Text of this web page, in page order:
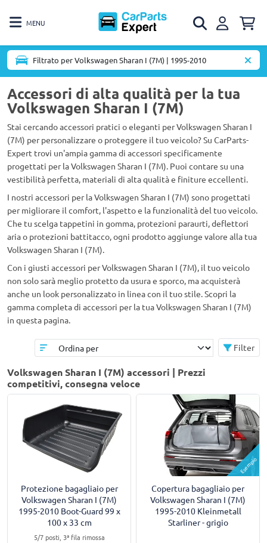
MENU
Filtrato per Volkswagen Sharan I (7M) | 1995-2010
Accessori di alta qualità per la tua
Volkswagen Sharan I (7M)
Stai cercando accessori pratici o eleganti per Volkswagen Sharan I
(7M) per personalizzare o proteggere il tuo veicolo? Su CarParts-
Expert trovi un'ampia gamma di accessori specificamente
progettati per la Volkswagen Sharan I (7M). Puoi contare su una
vestibilità perfetta, materiali di alta qualità e finiture eccellenti.
I nostri accessori per la Volkswagen Sharan I (7M) sono progettati
per migliorare il comfort, l'aspetto e la funzionalità del tuo veicolo.
Che tu scelga tappetini in gomma, protezioni paraurti, deflettori
aria o protezioni battitacco, ogni prodotto aggiunge valore alla tua
Volkswagen Sharan I (7M).
Con i giusti accessori per Volkswagen Sharan I (7M), il tuo veicolo
non solo sarà meglio protetto da usura e sporco, ma acquisterà
anche un look personalizzato in linea con il tuo stile. Scopri la
gamma completa di accessori per la tua Volkswagen Sharan I (7M)
in questa pagina.
Filter
Volkswagen Sharan I (7M) accessori | Prezzi
competitivi, consegna veloce
Protezione bagagliaio per
Volkswagen Sharan I (7M)
1995-2010 Boot-Guard 99 x
100 x 33 cm
5/7 posti, 3ª fila rimossa
Esempio
Copertura bagagliaio per
Volkswagen Sharan I (7M)
1995-2010 Kleinmetall
Starliner - grigio